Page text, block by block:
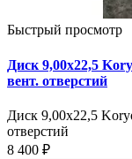
Быстрый просмотр
Диск 9,00х22,5
вент. отверстий
Диск 9,00х22,5
отверстий
8 400 ₽